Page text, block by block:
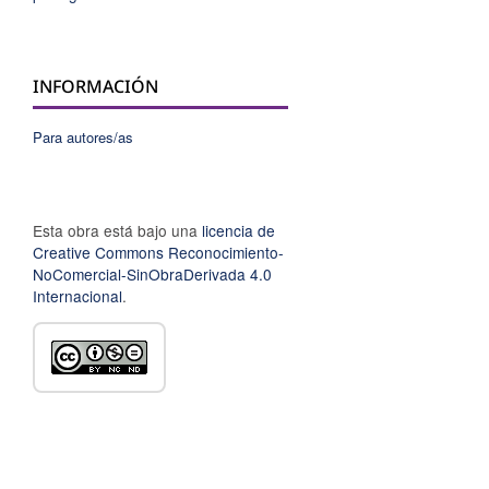
INFORMACIÓN
Para autores/as
Esta obra está bajo una licencia de
Creative Commons Reconocimiento-
NoComercial-SinObraDerivada 4.0
Internacional.